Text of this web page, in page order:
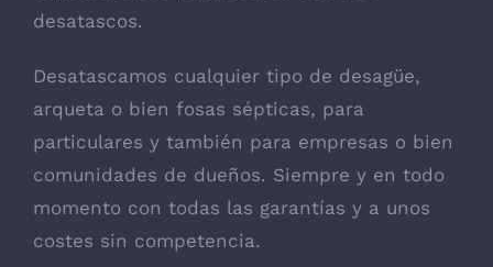
desatascos.
Desatascamos cualquier tipo de desagüe,
arqueta o bien fosas sépticas, para
particulares y también para empresas o bien
comunidades de dueños. Siempre y en todo
momento con todas las garantías y a unos
costes sin competencia.